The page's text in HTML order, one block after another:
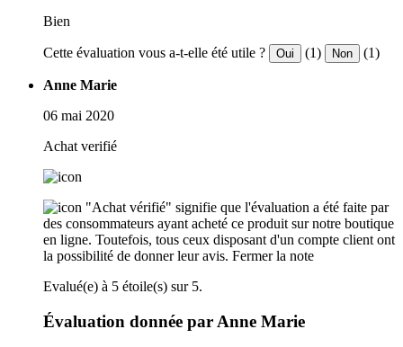
Bien
Cette évaluation vous a-t-elle été utile ? Oui (1) Non (1)
Anne Marie
06 mai 2020
Achat verifié
"Achat vérifié" signifie que l'évaluation a été faite par
des consommateurs ayant acheté ce produit sur notre boutique
en ligne. Toutefois, tous ceux disposant d'un compte client ont
la possibilité de donner leur avis. Fermer la note
Evalué(e) à 5 étoile(s) sur 5.
Évaluation donnée par Anne Marie